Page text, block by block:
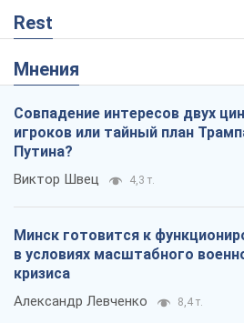
Rest
Мнения
Совпадение интересов двух
игроков или тайный план
Путина?
Виктор Швец 4,3 т.
Минск готовится к
в условиях масштабного
кризиса
Александр Левченко 8,4 т.